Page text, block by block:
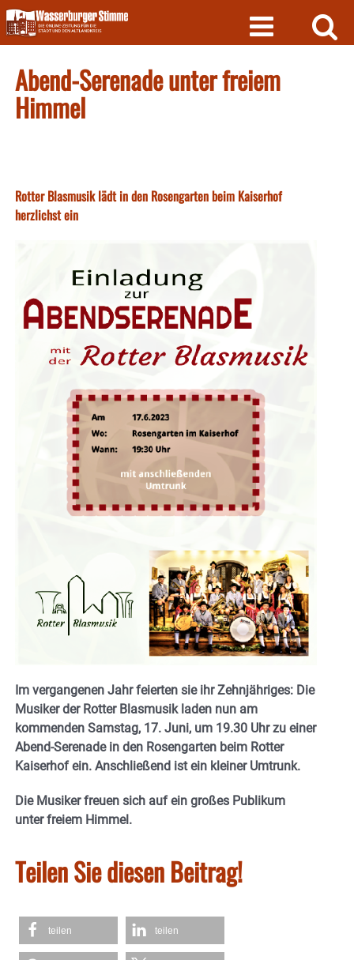
Skip
to
content
Abend-Serenade unter freiem
Himmel
Rotter Blasmusik lädt in den Rosengarten beim Kaiserhof
herzlichst ein
Im vergangenen Jahr feierten sie ihr Zehnjähriges: Die
Musiker der Rotter Blasmusik laden nun am
kommenden Samstag, 17. Juni, um 19.30 Uhr zu einer
Abend-Serenade in den Rosengarten beim Rotter
Kaiserhof ein. Anschließend ist ein kleiner Umtrunk.
Die Musiker freuen sich auf ein großes Publikum
unter freiem Himmel.
Teilen Sie diesen Beitrag!
teilen teilen